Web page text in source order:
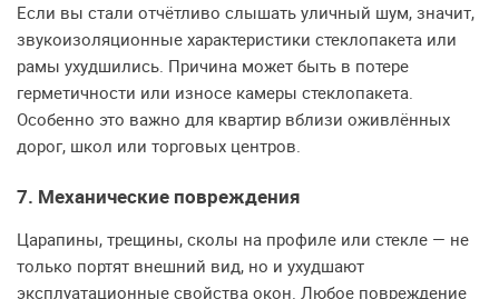
Если вы стали отчётливо слышать уличный шум, значит,
звукоизоляционные характеристики стеклопакета или
рамы ухудшились. Причина может быть в потере
герметичности или износе камеры стеклопакета.
Особенно это важно для квартир вблизи оживлённых
дорог, школ или торговых центров.
7. Механические повреждения
Царапины, трещины, сколы на профиле или стекле — не
только портят внешний вид, но и ухудшают
эксплуатационные свойства окон. Любое повреждение